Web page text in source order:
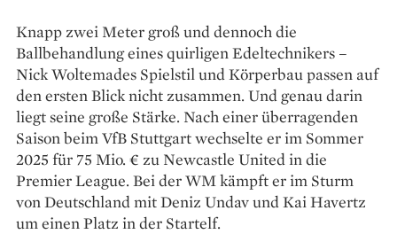
Knapp zwei Meter groß und dennoch die
Ballbehandlung eines quirligen Edeltechnikers –
Nick Woltemades Spielstil und Körperbau passen auf
den ersten Blick nicht zusammen. Und genau darin
liegt seine große Stärke. Nach einer überragenden
Saison beim VfB Stuttgart wechselte er im Sommer
2025 für 75 Mio. € zu Newcastle United in die
Premier League. Bei der WM kämpft er im Sturm
von Deutschland mit Deniz Undav und Kai Havertz
um einen Platz in der Startelf.